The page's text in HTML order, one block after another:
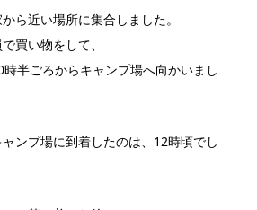
ら近い場所に集合しました。
買い物をして、
半ごろからキャンプ場へ向かいまし
ンプ場に到着したのは、12時頃でし